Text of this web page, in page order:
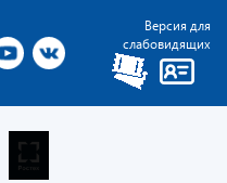
Версия для
слабовидящих